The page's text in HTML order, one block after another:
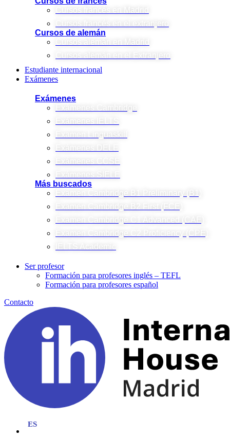
Cursos francés en Madrid
Cursos de alemán
Cursos alemán en Madrid
Cursos alemán en el Extranjero
Estudiante internacional
Exámenes
Exámenes
Exámenes Cambridge
Exámenes IELTS
Examen Linguaskill
Exámenes DELE
Exámenes CCSE
Exámenes SIELE
Más buscados
Examen Cambridge B1 Preliminary (B1)
Examen Cambridge B2 First (FCE)
Examen Cambridge C1 Advanced (CAE)
Examen Cambridge C2 Proficiency (CPE)
IELTS Academic
Ser profesor
Formación para profesores inglés – TEFL
Formación para profesores español
Contacto